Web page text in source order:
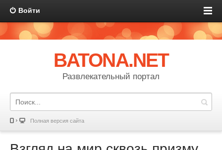
Войти
BATONA.NET
Развлекательный портал
Полная версия сайта